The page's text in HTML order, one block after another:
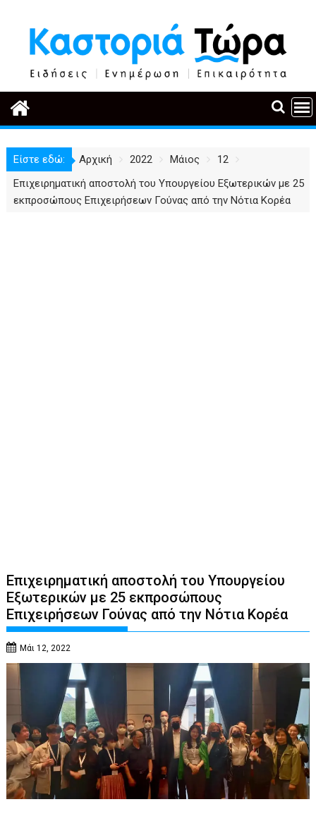
περιεχόμενο
Είστε εδώ: Αρχική 2022 Μάιος
12
Επιχειρηματική αποστολή του Υπουργείου Εξωτερικών με 25
εκπροσώπους Επιχειρήσεων Γούνας από την Νότια Κορέα
Επιχειρηματική αποστολή του Υπουργείου
Εξωτερικών με 25 εκπροσώπους
Επιχειρήσεων Γούνας από την Νότια Κορέα
Μάι 12, 2022